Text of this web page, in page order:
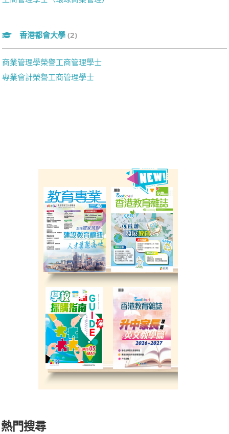
香港都會大學 (2)
商業管理學榮譽工商管理學士
專業會計榮譽工商管理學士
熱門搜尋